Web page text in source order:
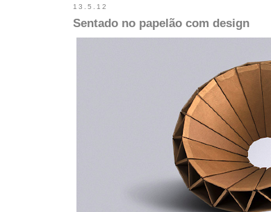
13.5.12
Sentado no papelão com design